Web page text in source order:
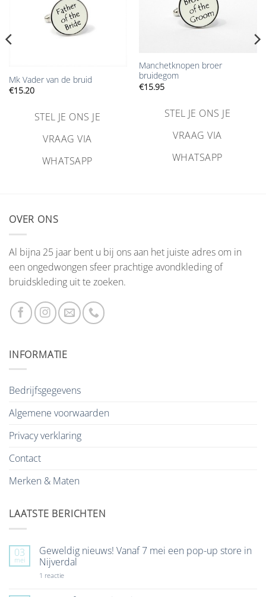
Mk Vader van de bruid
€15.20
STEL JE ONS JE
VRAAG VIA
WHATSAPP
toevoegen
Manchetknopen broer
bruidegom
€15.95
STEL JE ONS JE
VRAAG VIA
WHATSAPP
OVER ONS
Al bijna 25 jaar bent u bij ons aan het juiste adres om in
een ongedwongen sfeer prachtige avondkleding of
bruidskleding uit te zoeken.
INFORMATIE
Bedrijfsgegevens
Algemene voorwaarden
Privacy verklaring
Contact
Merken & Maten
LAATSTE BERICHTEN
03
mei
Geweldig nieuws! Vanaf 7 mei een pop-up store in
Nijverdal
1 reactieop